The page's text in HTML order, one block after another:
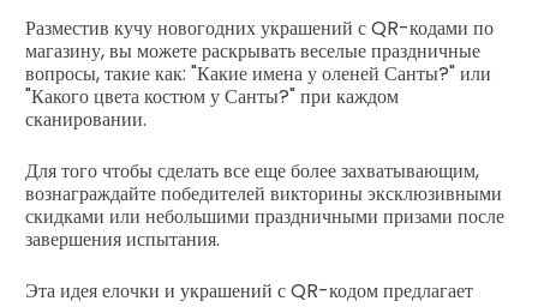
Разместив кучу новогодних украшений с QR-кодами по
магазину, вы можете раскрывать веселые праздничные
вопросы, такие как: "Какие имена у оленей Санты?" или
"Какого цвета костюм у Санты?" при каждом
сканировании.
Для того чтобы сделать все еще более захватывающим,
вознаграждайте победителей викторины эксклюзивными
скидками или небольшими праздничными призами после
завершения испытания.
Эта идея елочки и украшений с QR-кодом предлагает